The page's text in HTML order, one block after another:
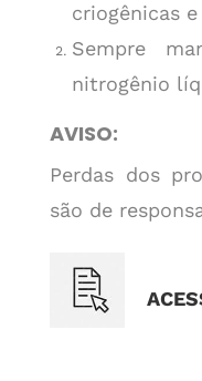
criogênicas
Sempre
nitrogênio
AVISO:
Perdas dos
são de